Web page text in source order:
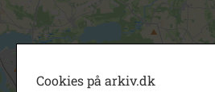
Cookies på arkiv.dk